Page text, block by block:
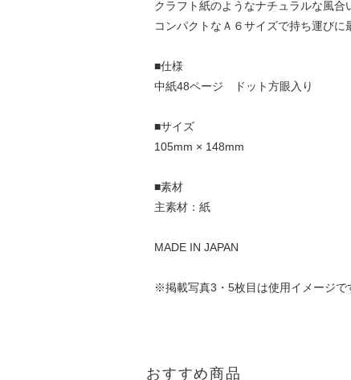
クラフト紙のようなナチュラルな風合
コンパクトなＡ６サイズで持ち運びに
■仕様
中紙48ページ ドット方眼入り
■サイズ
105mm × 148mm
■素材
主素材：紙
MADE IN JAPAN
※掲載写真3・5枚目は使用イメージで
おすすめ商品